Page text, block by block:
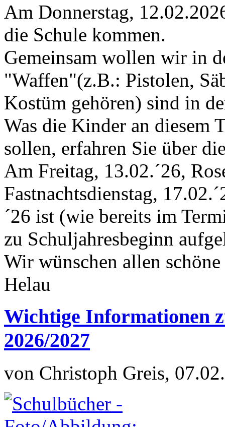
Am Donnerstag,
die Schule kommen.
Gemeinsam wollen wir in
"Waffen"(z.B.: Pistolen,
Kostüm gehören) sind in
Was die Kinder an diesem
sollen, erfahren Sie über
Am Freitag, 13.02.´26,
Fastnachtsdienstag,
´26 ist (wie bereits im
zu Schuljahresbeginn
Wir wünschen allen schöne
Helau
Wichtige Informationen
2026/2027
von Christoph Greis,